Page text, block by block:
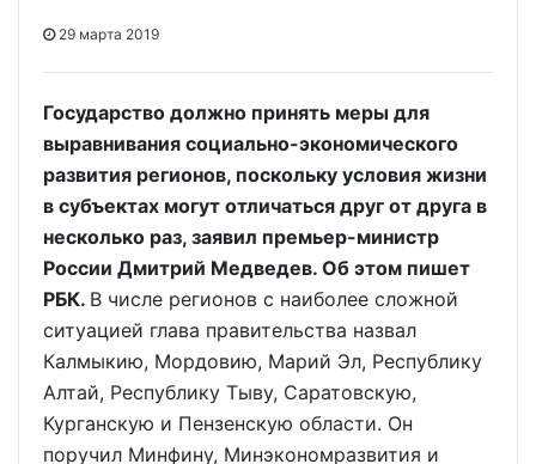
29 марта 2019
Государство должно принять меры для
выравнивания социально-экономического
развития регионов, поскольку условия жизни
в субъектах могут отличаться друг от друга в
несколько раз, заявил премьер-министр
России Дмитрий Медведев. Об этом пишет
РБК. В числе регионов с наиболее сложной
ситуацией глава правительства назвал
Калмыкию, Мордовию, Марий Эл, Республику
Алтай, Республику Тыву, Саратовскую,
Курганскую и Пензенскую области. Он
поручил Минфину, Минэкономразвития и